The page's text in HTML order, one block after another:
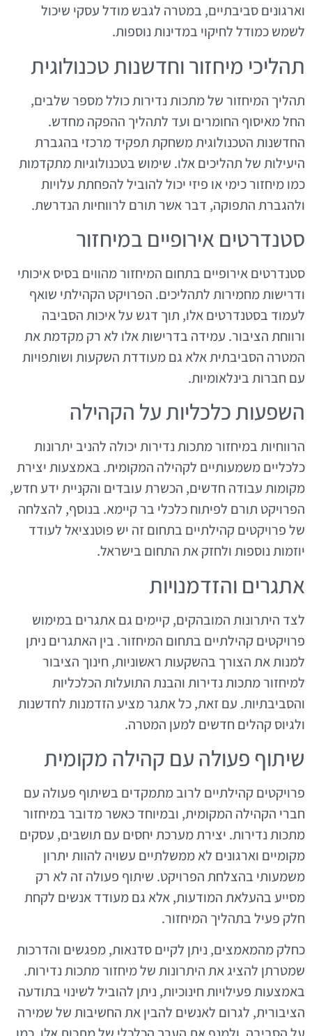
וארגונים סביבתיים, במטרה לגבש מודל עסקי שיכול
לשמש כמודל לחיקוי במדינות נוספות.
תהליכי מיחזור וחדשנות טכנולוגית
תהליך המיחזור של מתכות נדירות כולל מספר שלבים,
החל מאיסוף החומרים ועד לתהליך ההפקה מחדש.
החדשנות הטכנולוגית משחקת תפקיד מרכזי בהגברת
היעילות של תהליכים אלו. שימוש בטכנולוגיות מתקדמות
כמו מיחזור כימי או פיזי יכול להוביל להפחתת עלויות
ולהגברת התפוקה, דבר אשר תורם לרווחיות הנדרשת.
סטנדרטים אירופיים במיחזור
סטנדרטים אירופיים בתחום המיחזור מהווים בסיס איכותי
ודרישות מחמירות לתהליכים. הפרויקט הקהילתי שואף
לעמוד בסטנדרטים אלו, תוך דגש על איכות הסביבה
ורווחת הציבור. עמידה בדרישות אלו לא רק מקדמת את
המטרה הסביבתית אלא גם מעודדת השקעות ושותפויות
עם חברות בינלאומיות.
השפעות כלכליות על הקהילה
הרווחיות במיחזור מתכות נדירות יכולה להניב יתרונות
כלכליים משמעותיים לקהילה המקומית. באמצעות יצירת
מקומות עבודה חדשים, הכשרת עובדים והקניית ידע חדש,
הפרויקט תורם לפיתוח כלכלי בר קיימא. בנוסף, להצלחה
של פרויקטים קהילתיים בתחום זה יש פוטנציאל לעודד
יוזמות נוספות ולחזק את התחום בישראל.
אתגרים והזדמנויות
לצד היתרונות המובהקים, קיימים גם אתגרים במימוש
פרויקטים קהילתיים בתחום המיחזור. בין האתגרים ניתן
למנות את הצורך בהשקעות ראשוניות, חינוך הציבור
למיחזור מתכות נדירות והבנת התועלות הכלכליות
והסביבתיות. עם זאת, כל אתגר מציע הזדמנות לחדשנות
ולגיוס קהלים חדשים למען המטרה.
שיתוף פעולה עם קהילה מקומית
פרויקטים קהילתיים לרוב מתמקדים בשיתוף פעולה עם
חברי הקהילה המקומית, ובמיוחד כאשר מדובר במיחזור
מתכות נדירות. יצירת מערכת יחסים עם תושבים, עסקים
מקומיים וארגונים לא ממשלתיים עשויה להוות יתרון
משמעותי בהצלחת הפרויקט. שיתוף פעולה זה לא רק
מסייע בהעלאת המודעות, אלא גם מעודד אנשים לקחת
חלק פעיל בתהליך המיחזור.
כחלק מהמאמצים, ניתן לקיים סדנאות, מפגשים והדרכות
שמטרתן להציג את היתרונות של מיחזור מתכות נדירות.
באמצעות פעילויות חינוכיות, ניתן להוביל לשינוי בתודעה
הציבורית, לגרום לאנשים להבין את החשיבות של שמירה